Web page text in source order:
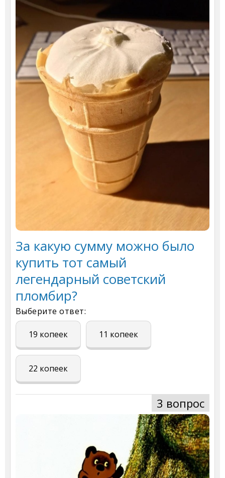
За какую сумму можно было
купить тот самый
легендарный советский
пломбир?
Выберите ответ:
19 копеек 11 копеек
22 копеек
3 вопрос